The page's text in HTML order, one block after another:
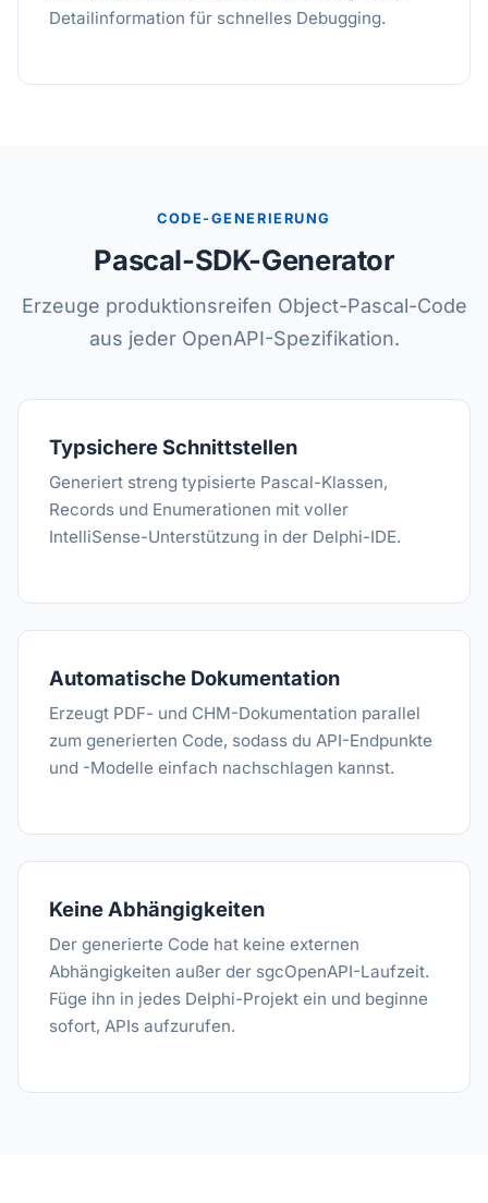
Detailinformation für schnelles Debugging.
CODE-GENERIERUNG
Pascal-SDK-Generator
Erzeuge produktionsreifen Object-Pascal-Code
aus jeder OpenAPI-Spezifikation.
Typsichere Schnittstellen
Generiert streng typisierte Pascal-Klassen,
Records und Enumerationen mit voller
IntelliSense-Unterstützung in der Delphi-IDE.
Automatische Dokumentation
Erzeugt PDF- und CHM-Dokumentation parallel
zum generierten Code, sodass du API-Endpunkte
und -Modelle einfach nachschlagen kannst.
Keine Abhängigkeiten
Der generierte Code hat keine externen
Abhängigkeiten außer der sgcOpenAPI-Laufzeit.
Füge ihn in jedes Delphi-Projekt ein und beginne
sofort, APIs aufzurufen.